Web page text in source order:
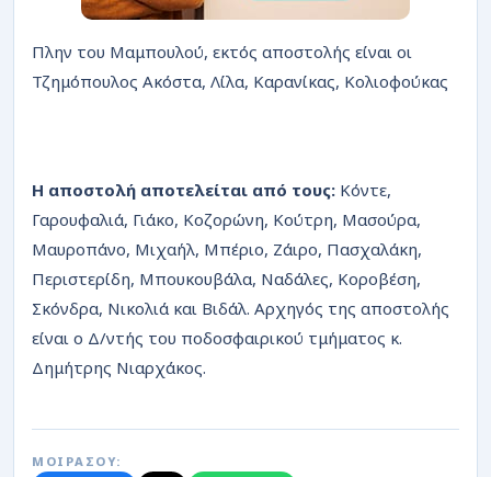
Πλην του Μαμπουλού, εκτός αποστολής είναι οι
Τζημόπουλος Ακόστα, Λίλα, Καρανίκας, Κολιοφούκας
Η αποστολή αποτελείται από τους: Κόντε,
Γαρουφαλιά, Γιάκο, Κοζορώνη, Κούτρη, Μασούρα,
Μαυροπάνο, Μιχαήλ, Μπέριο, Ζάιρο, Πασχαλάκη,
Περιστερίδη, Μπουκουβάλα, Ναδάλες, Κοροβέση,
Σκόνδρα, Νικολιά και Βιδάλ. Αρχηγός της αποστολής
είναι ο Δ/ντής του ποδοσφαιρικού τμήματος κ.
Δημήτρης Νιαρχάκος.
ΜΟΙΡΑΣΟΥ: